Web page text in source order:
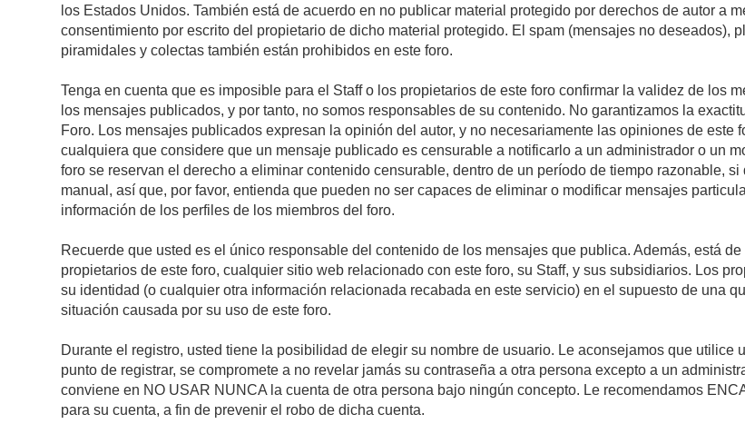
los Estados Unidos. También está de acuerdo en no publicar material protegido por derechos de autor a
consentimiento por escrito del propietario de dicho material protegido. El spam (mensajes no deseados),
piramidales y colectas también están prohibidos en este foro.
Tenga en cuenta que es imposible para el Staff o los propietarios de este foro confirmar la validez de los
los mensajes publicados, y por tanto, no somos responsables de su contenido. No garantizamos la
Foro. Los mensajes publicados expresan la opinión del autor, y no necesariamente las opiniones de este
cualquiera que considere que un mensaje publicado es censurable a notificarlo a un administrador o un
foro se reservan el derecho a eliminar contenido censurable, dentro de un período de tiempo razonable,
manual, así que, por favor, entienda que pueden no ser capaces de eliminar o modificar mensajes
información de los perfiles de los miembros del foro.
Recuerde que usted es el único responsable del contenido de los mensajes que publica. Además, está
propietarios de este foro, cualquier sitio web relacionado con este foro, su Staff, y sus subsidiarios. Los
su identidad (o cualquier otra información relacionada recabada en este servicio) en el supuesto de una
situación causada por su uso de este foro.
Durante el registro, usted tiene la posibilidad de elegir su nombre de usuario. Le aconsejamos que utilice
punto de registrar, se compromete a no revelar jamás su contraseña a otra persona excepto a un
conviene en NO USAR NUNCA la cuenta de otra persona bajo ningún concepto. Le recomendamos
para su cuenta, a fin de prevenir el robo de dicha cuenta.